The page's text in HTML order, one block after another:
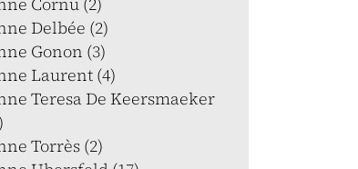
Delbée (2)
Gonon (3)
Laurent (4)
Teresa De Keersmaeker
Torrès (2)